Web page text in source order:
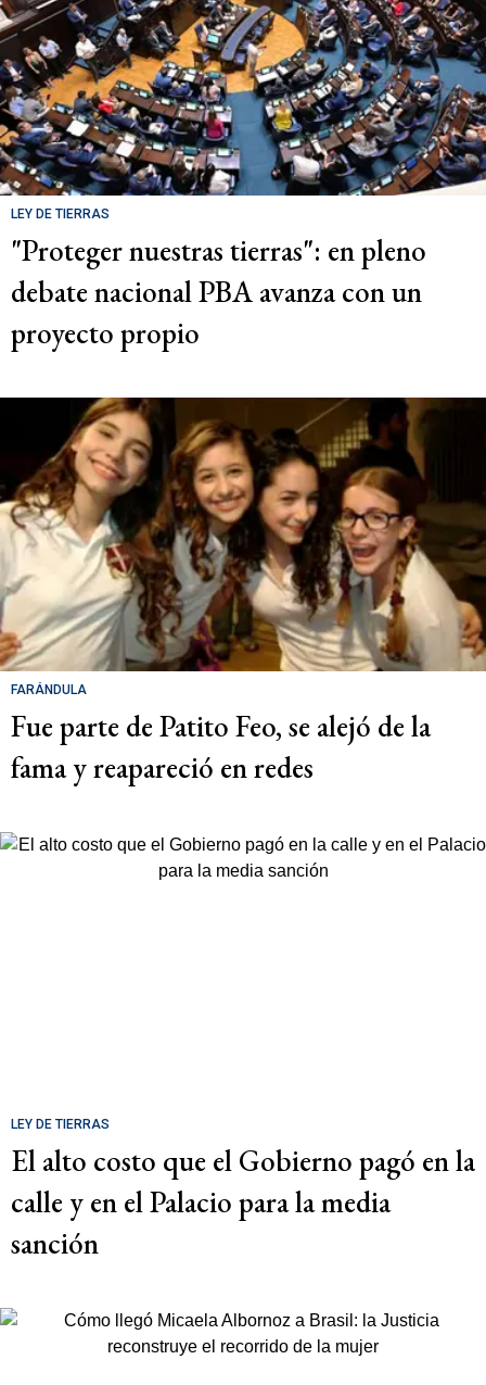
LEY DE TIERRAS
"Proteger nuestras tierras": en pleno
debate nacional PBA avanza con un
proyecto propio
FARÁNDULA
Fue parte de Patito Feo, se alejó de la
fama y reapareció en redes
LEY DE TIERRAS
El alto costo que el Gobierno pagó en la
calle y en el Palacio para la media
sanción